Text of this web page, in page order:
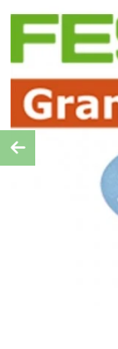
Previous